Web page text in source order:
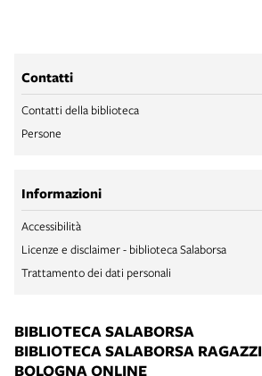
Contatti
Contatti della biblioteca
Persone
Informazioni
Accessibilità
Licenze e disclaimer - biblioteca Salaborsa
Trattamento dei dati personali
BIBLIOTECA SALABORSA
BIBLIOTECA SALABORSA RAGAZZI
BOLOGNA ONLINE